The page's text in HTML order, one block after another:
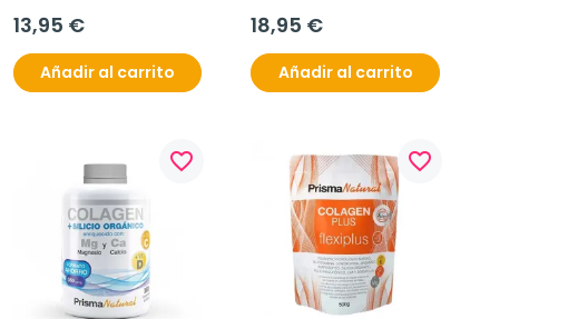
13,95 €
Añadir al carrito
18,95 €
Añadir al carrito
favorite_border favorite_border